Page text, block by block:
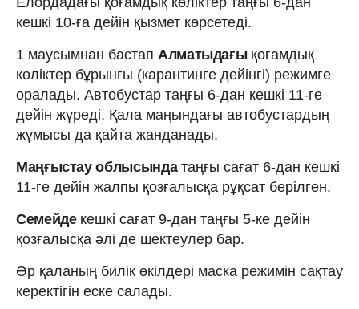
кешкі 10-ға дейін қызмет көрсетеді.
1 маусымнан бастап Алматыдағықоғамдық
көліктер бұрынғы (карантинге дейінгі) режимге
оралады. Автобустар таңғы 6-дан кешкі 11-ге
дейін жүреді. Қала маңындағы автобустардың
жұмысы да қайта жанданады.
Маңғыстау облысындатаңғы сағат 6-дан кешкі
11-ге дейін жалпы қозғалысқа рұқсат берілген.
Семейдекешкі сағат 9-дан таңғы 5-ке дейін
қозғалысқа әлі де шектеулер бар.
Әр қаланың билік өкілдері маска режимін сақтау
керектігін еске салады.